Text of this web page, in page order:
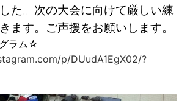
た。次の大会に向けて厳しい練
ます。ご声援をお願いします。
ラム☆
p/DUudA1EgX02/?